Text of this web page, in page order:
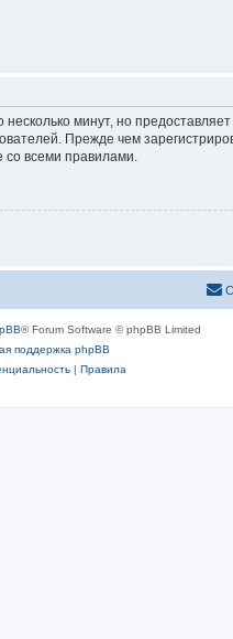
минут, но
Прежде чем
со всеми правилами.
® Forum Software © phpBB Limited
поддержка phpBB
| Правила